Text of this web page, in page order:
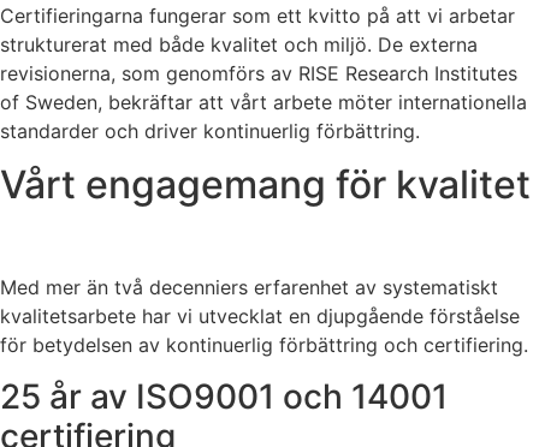
Certifieringarna fungerar som ett kvitto på att vi arbetar
strukturerat med både kvalitet och miljö. De externa
revisionerna, som genomförs av RISE Research Institutes
of Sweden, bekräftar att vårt arbete möter internationella
standarder och driver kontinuerlig förbättring.
Vårt engagemang för kvalitet
Med mer än två decenniers erfarenhet av systematiskt
kvalitetsarbete har vi utvecklat en djupgående förståelse
för betydelsen av kontinuerlig förbättring och certifiering.
25 år av ISO9001 och 14001
certifiering